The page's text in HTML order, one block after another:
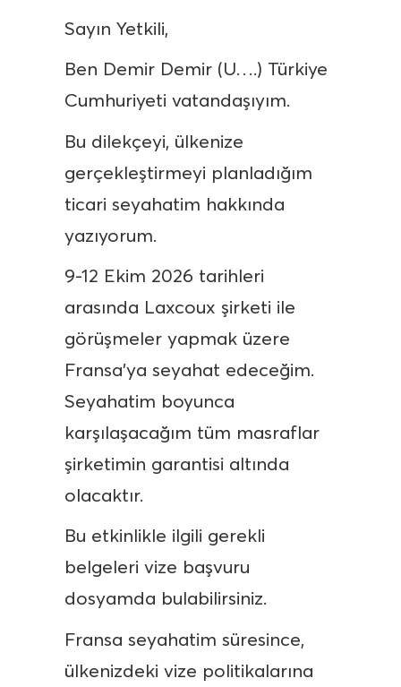
Sayın Yetkili,
Ben Demir Demir (U….) Türkiye
Cumhuriyeti vatandaşıyım.
Bu dilekçeyi, ülkenize
gerçekleştirmeyi planladığım
ticari seyahatim hakkında
yazıyorum.
9-12 Ekim 2026 tarihleri
arasında Laxcoux şirketi ile
görüşmeler yapmak üzere
Fransa’ya seyahat edeceğim.
Seyahatim boyunca
karşılaşacağım tüm masraflar
şirketimin garantisi altında
olacaktır.
Bu etkinlikle ilgili gerekli
belgeleri vize başvuru
dosyamda bulabilirsiniz.
Fransa seyahatim süresince,
ülkenizdeki vize politikalarına